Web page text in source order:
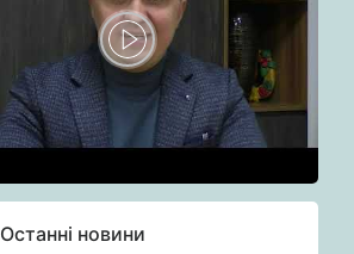
Останні новини